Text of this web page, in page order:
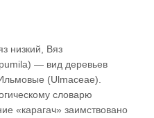
низкий, Вяз
— вид деревьев
(Ulmaceae).
словарю
«карагач» заимствовано